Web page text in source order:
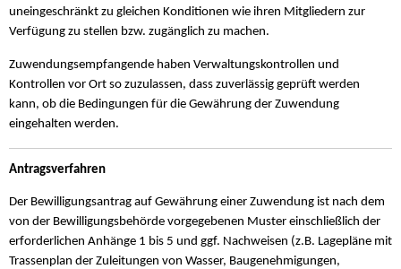
uneingeschränkt zu gleichen Konditionen wie ihren Mitgliedern zur
Verfügung zu stellen bzw. zugänglich zu machen.
Zuwendungsempfangende haben Verwaltungskontrollen und
Kontrollen vor Ort so zuzulassen, dass zuverlässig geprüft werden
kann, ob die Bedingungen für die Gewährung der Zuwendung
eingehalten werden.
Antragsverfahren
Der Bewilligungsantrag auf Gewährung einer Zuwendung ist nach dem
von der Bewilligungsbehörde vorgegebenen Muster einschließlich der
erforderlichen Anhänge 1 bis 5 und ggf. Nachweisen (z.B. Lagepläne mit
Trassenplan der Zuleitungen von Wasser, Baugenehmigungen,